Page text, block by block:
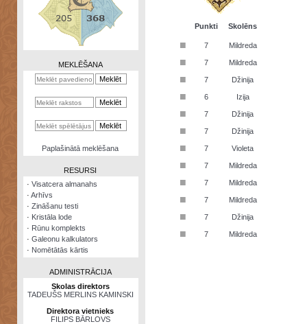
Zināšanu
kalkulators
Nomētātās
MEKLĒŠANA
Paplašinātā meklēšana
RESURSI
·Visatcera almanahs
·Arhīvs
·Zināšanu testi
· Kristāla lode
· Rūnu komplekts
·Galeonu kalkulators
· Nomētātās kārtis
ADMINISTRĀCIJA
Skolas direktors
TADEUŠS MERLINS KAMINSKI
Direktora vietnieks
FILIPS BĀRLOVS
Punkti Skolēns
■ 7 Mildreda
■ 7 Mildreda
■ 7 Džinija
■ 6 Izija
■ 7 Džinija
■ 7 Džinija
■ 7 Violeta
■ 7 Mildreda
■ 7 Mildreda
■ 7 Mildreda
■ 7 Džinija
■ 7 Mildreda